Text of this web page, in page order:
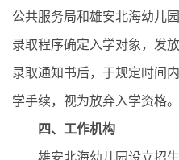
公共服务局和雄安北海幼儿
录取程序确定入学对象，发
录取通知书后，于规定时间
学手续，视为放弃入学资格。
四、工作机构
雄安北海幼儿园设立招生